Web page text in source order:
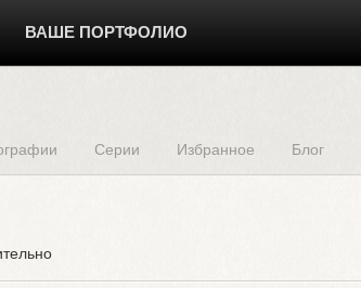
ВАШЕ ПОРТФОЛИО
Серии Избранное Блог